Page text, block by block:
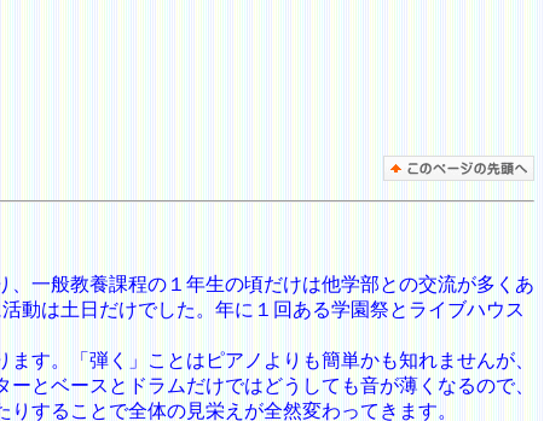
一般教養課程の１年生の頃だけは他学部との交流が多くあ
動は土日だけでした。年に１回ある学園祭とライブハウス
す。「弾く」ことはピアノよりも簡単かも知れませんが、
とベースとドラムだけではどうしても音が薄くなるので、
することで全体の見栄えが全然変わってきます。